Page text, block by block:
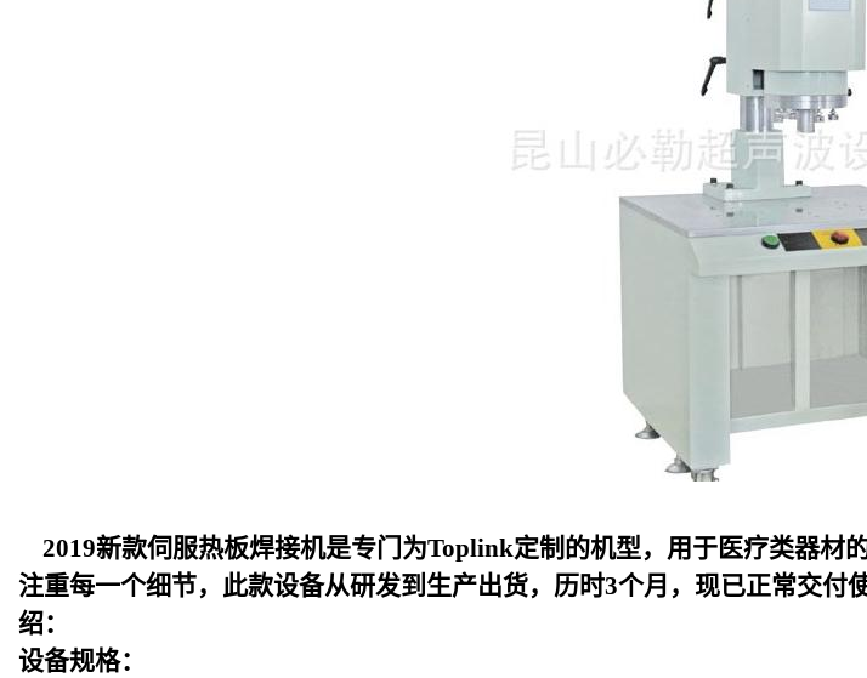
2019新款伺服热板焊接机是专门为Toplink定制的机型，用于医疗类器材
注重每一个细节，此款设备从研发到生产出货，历时3个月，现已正常交
绍：
设备规格：